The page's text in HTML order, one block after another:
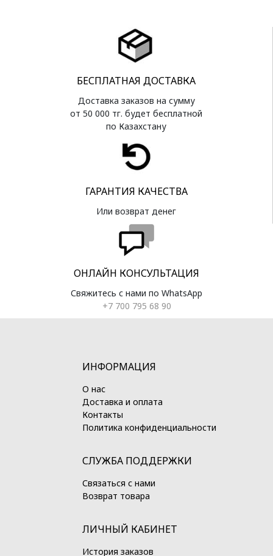
БЕСПЛАТНАЯ ДОСТАВКА
Доставка заказов на сумму
от 50 000 тг. будет бесплатной
по Казахстану
ГАРАНТИЯ КАЧЕСТВА
Или возврат денег
ОНЛАЙН КОНСУЛЬТАЦИЯ
Свяжитесь с нами по WhatsApp
+7 700 795 68 90
ИНФОРМАЦИЯ
О нас
Доставка и оплата
Контакты
Политика конфиденциальности
СЛУЖБА ПОДДЕРЖКИ
Связаться с нами
Возврат товара
ЛИЧНЫЙ КАБИНЕТ
История заказов